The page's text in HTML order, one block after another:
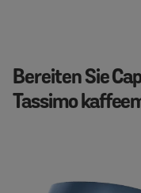
Bereiten Sie
Tassimo